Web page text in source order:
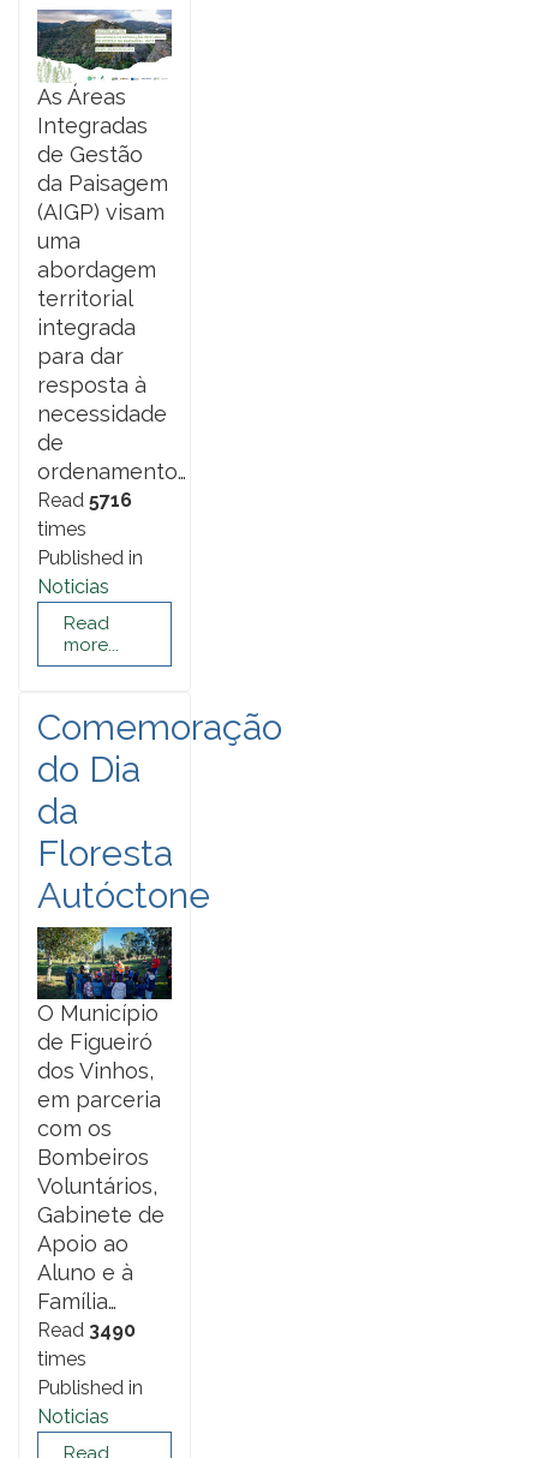
As Áreas
Integradas
de Gestão
da Paisagem
(AIGP) visam
uma
abordagem
territorial
integrada
para dar
resposta à
necessidade
de
ordenamento…
Read 5716
times
Published in
Noticias
Read
more...
Comemoração
do Dia
da
Floresta
Autóctone
O Município
de Figueiró
dos Vinhos,
em parceria
com os
Bombeiros
Voluntários,
Gabinete de
Apoio ao
Aluno e à
Família…
Read 3490
times
Published in
Noticias